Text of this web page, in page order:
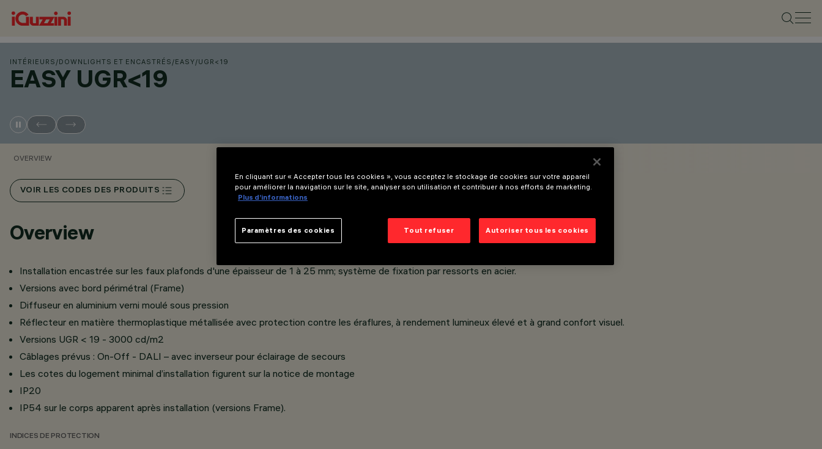
INTÉRIEURS /DOWNLIGHTS ET ENCASTRÉS /EASY/UGR<19
EASY UGR<19
OVERVIEW
VOIR LES CODES DES PRODUITS
Overview
Installation encastrée sur les faux plafonds d'une épaisseur de 1 à 25 mm; système de fixation par ressorts en acier.
Versions avec bord périmétral (Frame)
Diffuseur en aluminium verni moulé sous pression
Réflecteur en matière thermoplastique métallisée avec protection contre les éraflures, à rendement lumineux élevé et à grand confort visuel.
Versions UGR < 19 - 3000 cd/m2
Câblages prévus : On-Off - DALI – avec inverseur pour éclairage de secours
Les cotes du logement minimal d’installation figurent sur la notice de montage
IP20
IP54 sur le corps apparent après installation (versions Frame).
INDICES DE PROTECTION
En cliquant sur « Accepter tous les cookies », vous acceptez le stockage de cookies sur votre appareil
pour améliorer la navigation sur le site, analyser son utilisation et contribuer à nos efforts de marketing.
Plus d’informations
Tout refuser Autoriser tous les cookies
Paramètres des cookies